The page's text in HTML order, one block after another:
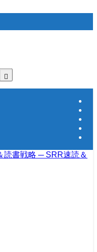
の研究所